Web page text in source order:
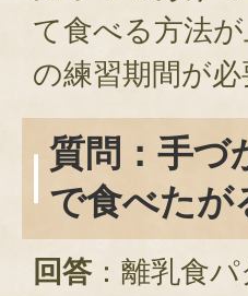
て食べる方法
の練習期間が必
質問：手づ
で食べたが
回答：離乳食